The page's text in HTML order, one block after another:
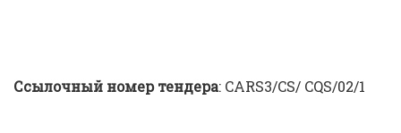
Ссылочный номер тендера: CARS3/CS/ CQS/02/1